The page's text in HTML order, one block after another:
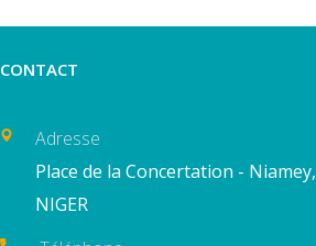
CONTACT
Adresse
Place de la Concertation - Niamey,
NIGER